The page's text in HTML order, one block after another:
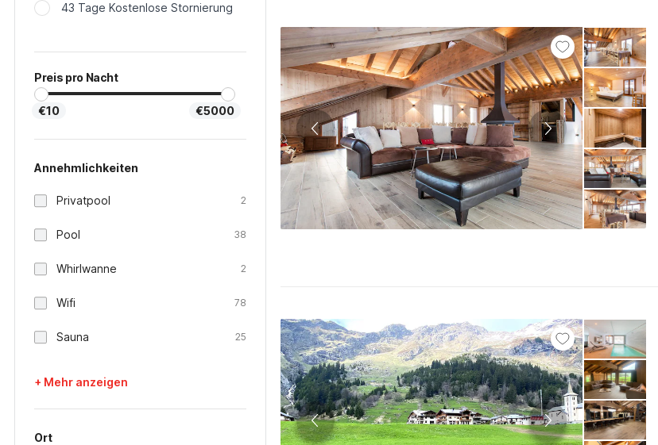
43 Tage Kostenlose Stornierung
Preis pro Nacht
€10 €5000
Annehmlichkeiten
Privatpool 2
Pool 38
Whirlwanne 2
Wifi 78
Sauna 25
+ Mehr anzeigen
Ort